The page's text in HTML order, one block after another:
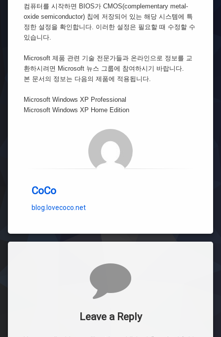
컴퓨터를 시작하면 BIOS가 CMOS(complementary metal-
oxide semiconductor) 칩에 저장되어 있는 해당 시스템에 특
정한 설정을 확인합니다. 이러한 설정은 필요할 때 수정할 수
있습니다.
Microsoft 제품 관련 기술 전문가들과 온라인으로 정보를 교
환하시려면 Microsoft 뉴스 그룹에 참여하시기 바랍니다.
본 문서의 정보는 다음의 제품에 적용됩니다.
Microsoft Windows XP Professional
Microsoft Windows XP Home Edition
CoCo
blog.lovecoco.net
Leave a Reply